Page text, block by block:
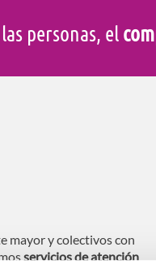
personas, el
mayor y colectivos con
servicios de atención